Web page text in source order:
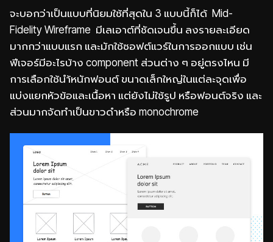
จะบอกว่าเป็นแบบที่นิยมใช้ที่สุดใน 3 แบบนี้ก็ได้ Mid-
Fidelity Wireframe มีเลเอาต์ที่ชัดเจนขึ้น ลงรายละเอียด
มากกว่าแบบแรก และมักใช้ซอฟต์แวร์ในการออกแบบ เช่น
ฟีเจอร์มีอะไรบ้าง component ส่วนต่าง ๆ อยู่ตรงไหน มี
การเลือกใช้นำ้หนักฟอนต์ ขนาดเล็กใหญ่ในแต่ละจุดเพื่อ
แบ่งแยกหัวข้อและเนื้อหา แต่ยังไม่ใช้รูป หรือฟอนต์จริง และ
ส่วนมากจัดทำเป็นขาวดำหรือ monochrome